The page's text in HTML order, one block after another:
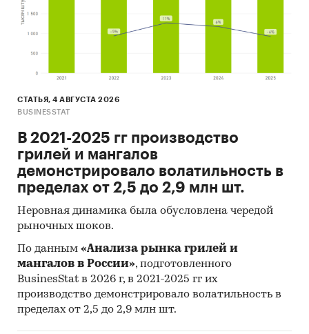
СТАТЬЯ, 4 АВГУСТА 2026
BUSINESSTAT
В 2021-2025 гг производство
грилей и мангалов
демонстрировало волатильность в
пределах от 2,5 до 2,9 млн шт.
Неровная динамика была обусловлена чередой
рыночных шоков.
По данным «Анализа рынка грилей и
мангалов в России», подготовленного
BusinesStat в 2026 г, в 2021-2025 гг их
производство демонстрировало волатильность в
пределах от 2,5 до 2,9 млн шт.